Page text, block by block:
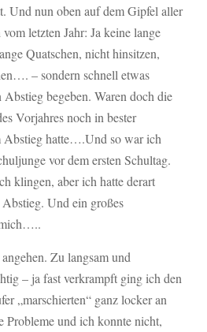
Und nun oben auf dem Gipfel aller
letzten Jahr: Ja keine lange
Quatschen, nicht hinsitzen,
– sondern schnell etwas
begeben. Waren doch die
Vorjahres noch in bester
Abstieg hatte….Und so war ich
vor dem ersten Schultag.
klingen, aber ich hatte derart
Und ein großes
Zu langsam und
– ja fast verkrampft ging ich den
„marschierten“ ganz locker an
Probleme und ich konnte nicht,